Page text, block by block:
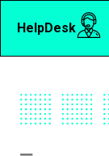
HelpDesk